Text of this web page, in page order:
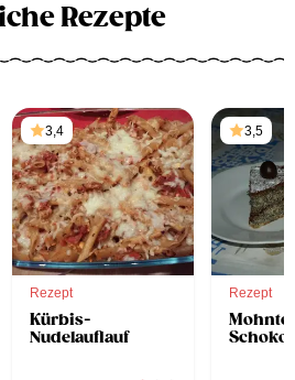
Rezepte
3,4
Rezept
Kürbis-
Nudelauflauf
3,5
Rezept